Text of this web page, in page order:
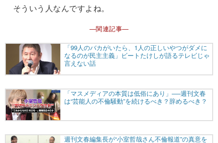
そういう人なんですよね。
―関連記事―